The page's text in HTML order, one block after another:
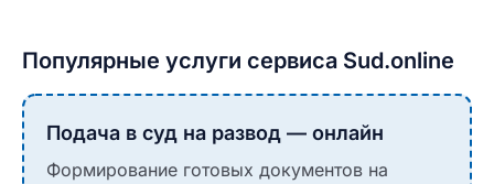
Популярные услуги сервиса Sud.online
Подача в суд на развод — онлайн
Формирование готовых документов на